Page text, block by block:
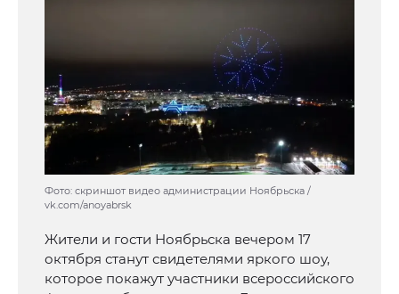
Фото: скриншот видео администрации Ноябрьска /
vk.com/anoyabrsk
Жители и гости Ноябрьска вечером 17
октября станут свидетелями яркого шоу,
которое покажут участники всероссийского